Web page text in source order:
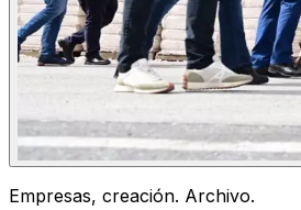
Empresas, creación. Archivo.